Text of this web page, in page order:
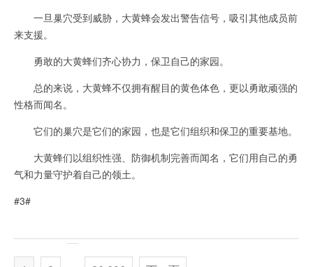
一旦巢穴受到威胁，大黄蜂会发出警告信号，吸引其他成员前
来支援。
勇敢的大黄蜂们齐心协力，保卫自己的家园。
总的来说，大黄蜂不仅拥有醒目的黄色体色，更以勇敢顽强的
性格而闻名。
它们的巢穴是它们的家园，也是它们组织和保卫的重要基地。
大黄蜂们以组织性强、防御机制完善而闻名，它们用自己的勇
气和力量守护着自己的领土。
#3#